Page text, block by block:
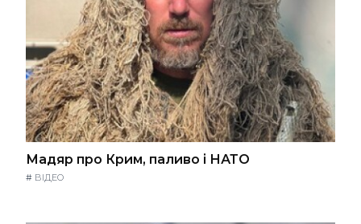
Мадяр про Крим, паливо і НАТО
# ВІДЕО